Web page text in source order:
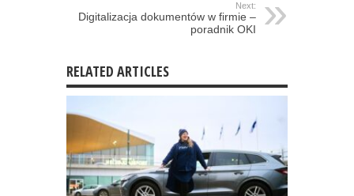
Next:
Digitalizacja dokumentów w firmie –
poradnik OKI
RELATED ARTICLES